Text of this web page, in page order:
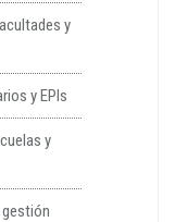
y
y EPIs
y
gestión